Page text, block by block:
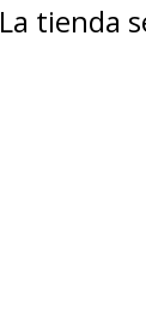
La tienda